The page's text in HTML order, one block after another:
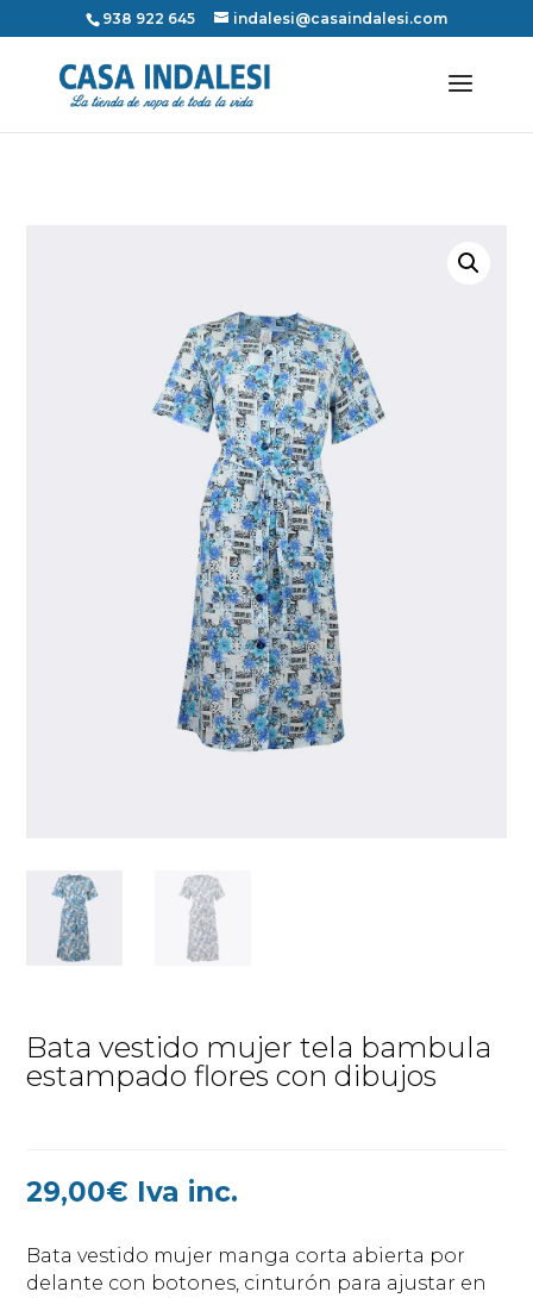
938 922 645 indalesi@casaindalesi.com
Bata vestido mujer tela bambula
estampado flores con dibujos
29,00€ Iva inc.
Bata vestido mujer manga corta abierta por
delante con botones, cinturón para ajustar en